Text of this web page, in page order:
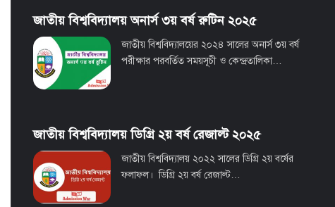
জাতীয় বিশ্ববিদ্যালয় অনার্স ৩য় বর্ষ রুটিন ২০২৫
জাতীয় বিশ্ববিদ্যালয়ের ২০২৪ সালের অনার্স ৩য় বর্ষ
পরীক্ষার পরবর্তিত সময়সূচী ও কেন্দ্রতালিকা…
জাতীয় বিশ্ববিদ্যালয় ডিগ্রি ২য় বর্ষ রেজাল্ট ২০২৫
জাতীয় বিশ্ববিদ্যালয় ২০২২ সালের ডিগ্রি ২য় বর্ষের
ফলাফল। ডিগ্রি ২য় বর্ষ রেজাল্ট…